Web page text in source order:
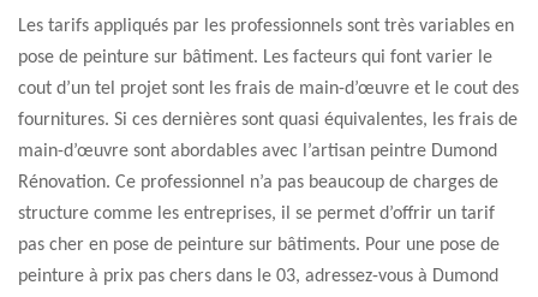
Les tarifs appliqués par les professionnels sont très variables en
pose de peinture sur bâtiment. Les facteurs qui font varier le
cout d’un tel projet sont les frais de main-d’œuvre et le cout des
fournitures. Si ces dernières sont quasi équivalentes, les frais de
main-d’œuvre sont abordables avec l’artisan peintre Dumond
Rénovation. Ce professionnel n’a pas beaucoup de charges de
structure comme les entreprises, il se permet d’offrir un tarif
pas cher en pose de peinture sur bâtiments. Pour une pose de
peinture à prix pas chers dans le 03, adressez-vous à Dumond